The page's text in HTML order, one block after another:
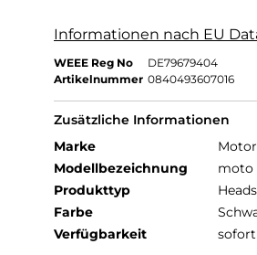
Informationen nach EU
WEEE Reg No
DE79679404
Artikelnummer 0840493607016
Zusätzliche Informationen
Marke
Modellbezeichnung
moto
Produkttyp
Farbe
Verfügbarkeit